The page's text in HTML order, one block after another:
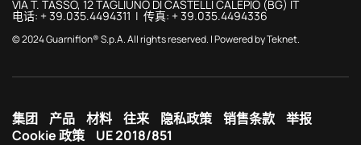
VIA T. TASSO, 12 TAGLIUNO DI CASTELLI CALEPIO (BG) IT
电话: + 39.035.4494311 | 传真: + 39.035.4494336
© 2024 Guarniflon® S.p.A. All rights reserved. | Powered byTeknet.
集团 产品 材料 往来 隐私政策 销售条款
举报
Cookie 政策
UE 2018/851